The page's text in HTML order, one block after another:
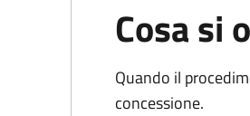
Cosa si
Quando il
concessione.